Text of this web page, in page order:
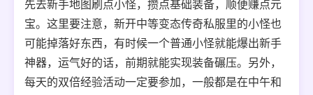
先去新手地图刷点小怪，攒点基础装备，顺便赚点元
宝。这里要注意，新开中等变态传奇私服里的小怪也
可能掉落好东西，有时候一个普通小怪就能爆出新手
神器，运气好的话，前期就能实现装备碾压。另外，
每天的双倍经验活动一定要参加，一般都是在中午和